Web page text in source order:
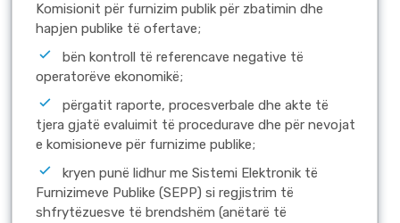
Komisionit për furnizim publik për zbatimin dhe
hapjen publike të ofertave;
bën kontroll të referencave negative të
operatorëve ekonomikë;
përgatit raporte, procesverbale dhe akte të
tjera gjatë evaluimit të procedurave dhe për nevojat
e komisioneve për furnizime publike;
kryen punë lidhur me Sistemi Elektronik të
Furnizimeve Publike (SEPP) si regjistrim të
shfrytëzuesve të brendshëm (anëtarë të